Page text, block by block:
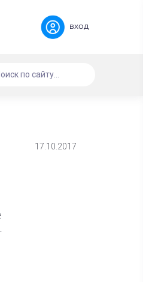
вход
17.10.2017